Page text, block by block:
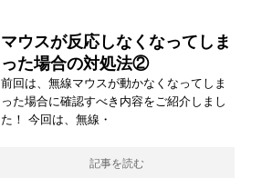
マウスが反応しなくなってしま
った場合の対処法②
前回は、無線マウスが動かなくなってしま
った場合に確認すべき内容をご紹介しまし
た！ 今回は、無線・
記事を読む